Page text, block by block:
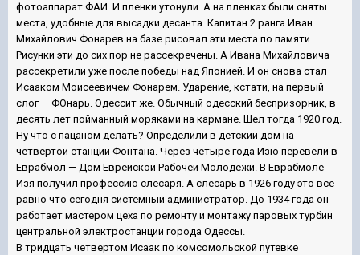
фотоаппарат ФАИ. И пленки утонули. А на пленках были сняты
места, удобные для высадки десанта. Капитан 2 ранга Иван
Михайлович Фонарев на базе рисовал эти места по памяти.
Рисунки эти до сих пор не рассекречены. А Ивана Михайловича
рассекретили уже после победы над Японией. И он снова стал
Исааком Моисеевичем Фонарем. Ударение, кстати, на первый
слог — ФОнарь. Одессит же. Обычный одесский беспризорник, в
десять лет пойманный моряками на кармане. Шел тогда 1920 год.
Ну что с пацаном делать? Определили в детский дом на
четвертой станции Фонтана. Через четыре года Изю перевели в
Еврабмол — Дом Еврейской Рабочей Молодежи. В Еврабмоле
Изя получил профессию слесаря. А слесарь в 1926 году это все
равно что сегодня системный администратор. До 1934 года он
работает мастером цеха по ремонту и монтажу паровых турбин
центральной электростанции города Одессы.
В тридцать четвертом Исаак по комсомольской путевке